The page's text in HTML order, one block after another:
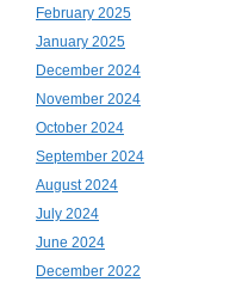
February 2025
January 2025
December 2024
November 2024
October 2024
September 2024
August 2024
July 2024
June 2024
December 2022